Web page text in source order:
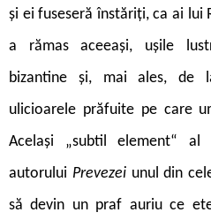
și ei fuseseră înstăriți, ca ai lui
a rămas aceeași, ușile
bizantine și, mai ales, de
ulicioarele prăfuite pe care
Același „subtil element“
autorului Prevezei unul din
să devin un praf auriu ce